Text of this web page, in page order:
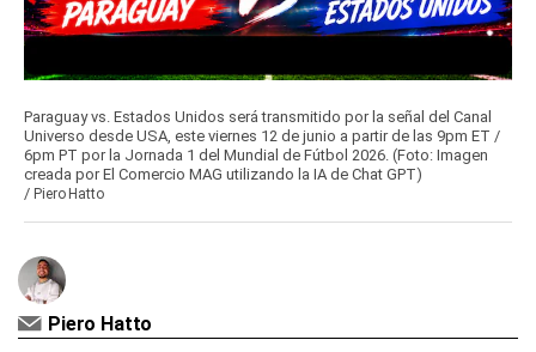
Paraguay vs. Estados Unidos será transmitido por la señal del Canal
Universo desde USA, este viernes 12 de junio a partir de las 9pm ET /
6pm PT por la Jornada 1 del Mundial de Fútbol 2026. (Foto: Imagen
creada por El Comercio MAG utilizando la IA de Chat GPT)
/ Piero Hatto
Piero Hatto